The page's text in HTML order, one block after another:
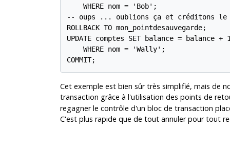
    WHERE nom = 'Bob';
-- oups ... oublions ça et créditons le
ROLLBACK TO mon_pointdesauvegarde;
UPDATE comptes SET balance = balance +
    WHERE nom = 'Wally';
COMMIT;
Cet exemple est bien sûr très simplifié, mais de
transaction grâce à l'utilisation des points de
regagner le contrôle d'un bloc de transaction
C'est plus rapide que de tout annuler pour tout